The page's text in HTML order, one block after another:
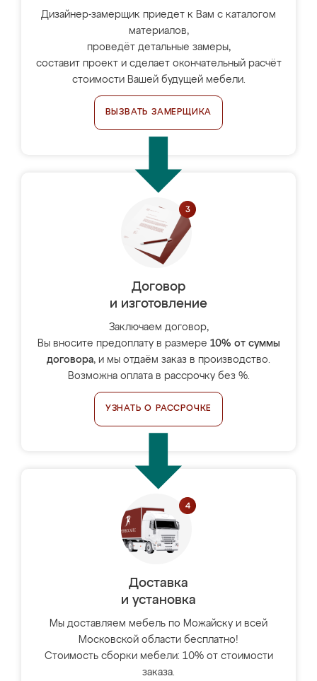
Дизайнер-замерщик приедет к Вам с каталогом
материалов,
проведёт детальные замеры,
составит проект и сделает окончательный расчёт
стоимости Вашей будущей мебели.
ВЫЗВАТЬ ЗАМЕРЩИКА
Договор
и изготовление
Заключаем договор,
Вы вносите предоплату в размере 10% от суммы
договора, и мы отдаём заказ в производство.
Возможна оплата в рассрочку без %.
УЗНАТЬ О РАССРОЧКЕ
Доставка
и установка
Мы доставляем мебель по Можайску и всей
Московской области бесплатно!
Стоимость сборки мебели: 10% от стоимости
заказа.